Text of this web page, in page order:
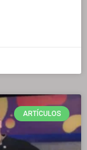
ARTÍCULOS